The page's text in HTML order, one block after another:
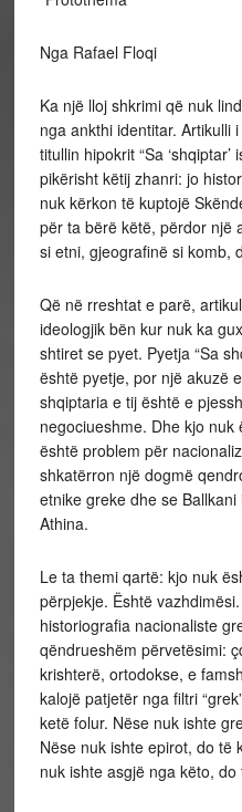
Nga Rafael Floqi
Ka një lloj shkrimi që nuk
nga ankthi identitar. Artikulli
titullin hipokrit “Sa
pikërisht këtij zhanri: jo
nuk kërkon të kuptojë
për ta bërë këtë, përdor një
si etni, gjeografinë si komb,
Që në rreshtat e parë,
ideologjik bën kur nuk ka
shtiret se pyet. Pyetja “Sa
është pyetje, por një akuzë
shqiptaria e tij është e
negociueshme. Dhe kjo
është problem për
shkatërron një dogmë
etnike greke dhe se
Athina.
Le ta themi qartë: kjo nuk
përpjekje. Është
historiografia nacionaliste
qëndrueshëm përvetësimi:
krishterë, ortodokse, e
kalojë patjetër nga filtri
ketë folur. Nëse nuk ishte
Nëse nuk ishte epirot, do të
nuk ishte asgjë nga këto, do